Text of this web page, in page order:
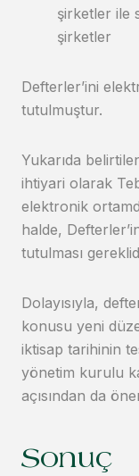
şirketler ile
şirketler
Defterler’ini
tutulmuştur.
Yukarıda
ihtiyari olarak
elektronik
halde,
tutulması
Dolayısıyla,
konusu yeni
iktisap tarihinin
yönetim kurulu
açısından da
Sonuç